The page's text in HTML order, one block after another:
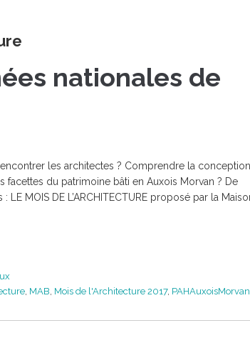
nationales de
les architectes ? Comprendre la conception
du patrimoine bâti en Auxois Morvan ? De
MOIS DE L’ARCHITECTURE proposé par la
, MAB, Mois de l'Architecture 2017, PAHAuxoisMorvan